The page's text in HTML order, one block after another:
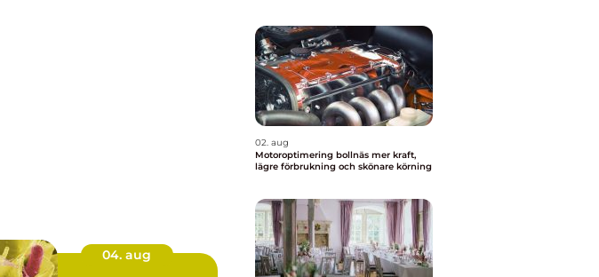
04. aug
02. aug
Motoroptimering bollnäs mer kraft,
lägre förbrukning och skönare körning